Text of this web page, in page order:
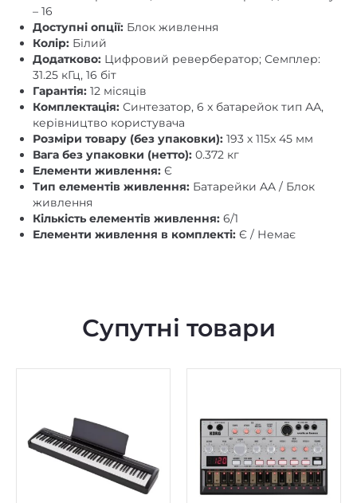
– 16
Доступні опції: Блок живлення
Колір: Білий
Додатково: Цифровий ревербератор; Семплер:
31.25 кГц, 16 біт
Гарантія: 12 місяців
Комплектація: Синтезатор, 6 x батарейок тип АА,
керівництво користувача
Розміри товару (без упаковки): 193 х 115х 45 мм
Вага без упаковки (нетто): 0.372 кг
Елементи живлення: Є
Тип елементів живлення: Батарейки AA / Блок
живлення
Кількість елементів живлення: 6/1
Елементи живлення в комплекті: Є / Немає
Супутні товари